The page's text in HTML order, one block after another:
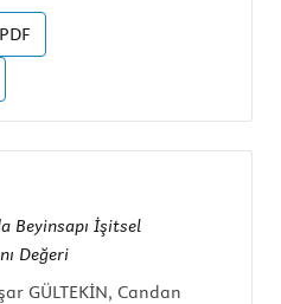
PDF
Beyinsapı İşitsel
Değeri
GÜLTEKİN, Candan